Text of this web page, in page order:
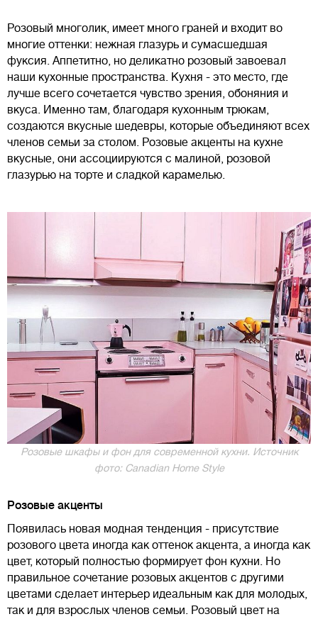
Розовый многолик, имеет много граней и входит во
многие оттенки: нежная глазурь и сумасшедшая
фуксия. Аппетитно, но деликатно розовый завоевал
наши кухонные пространства. Кухня - это место, где
лучше всего сочетается чувство зрения, обоняния и
вкуса. Именно там, благодаря кухонным трюкам,
создаются вкусные шедевры, которые объединяют всех
членов семьи за столом. Розовые акценты на кухне
вкусные, они ассоциируются с малиной, розовой
глазурью на торте и сладкой карамелью.
Розовые шкафы и фон для современной кухни. Источник
фото: Canadian Home Style
Розовые акценты
Появилась новая модная тенденция - присутствие
розового цвета иногда как оттенок акцента, а иногда как
цвет, который полностью формирует фон кухни. Но
правильное сочетание розовых акцентов с другими
цветами сделает интерьер идеальным как для молодых,
так и для взрослых членов семьи. Розовый цвет на